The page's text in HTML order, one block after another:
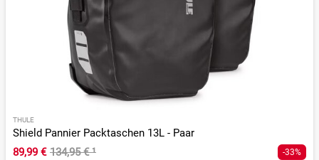
THULE
Shield Pannier Packtaschen 13L - Paar
89,99 € 134,95 €¹ -33%